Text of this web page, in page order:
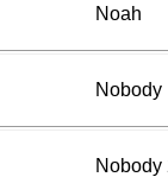
Noah
Nobody
Nobody